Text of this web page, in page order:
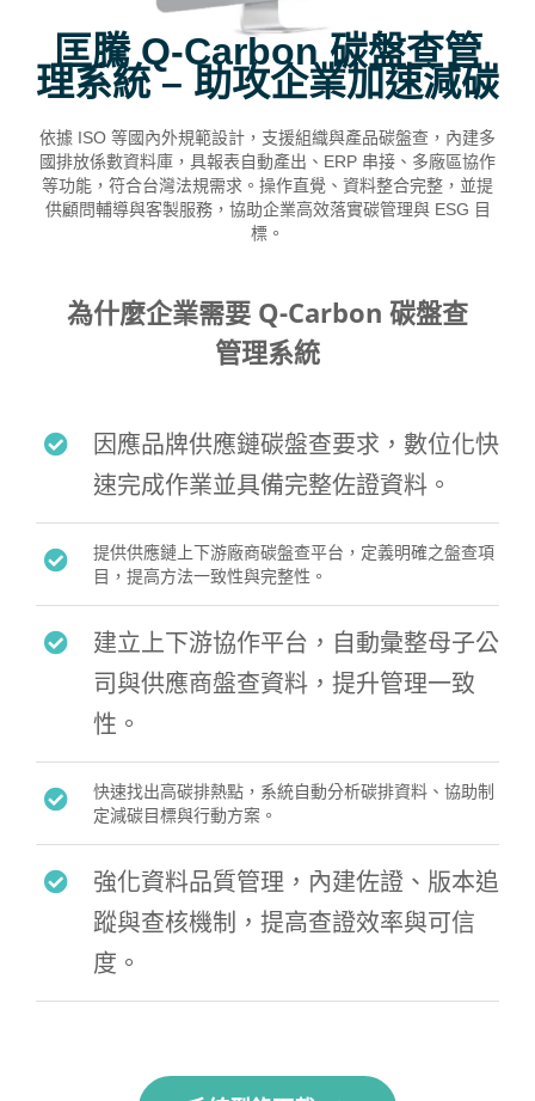
匡騰 Q-Carbon 碳盤查管
理系統 – 助攻企業加速減碳
依據 ISO 等國內外規範設計，支援組織與產品碳盤查，內建多
國排放係數資料庫，具報表自動產出、ERP 串接、多廠區協作
等功能，符合台灣法規需求。操作直覺、資料整合完整，並提
供顧問輔導與客製服務，協助企業高效落實碳管理與 ESG 目
標。
為什麼企業需要 Q-Carbon 碳盤查
管理系統
因應品牌供應鏈碳盤查要求，數位化快
速完成作業並具備完整佐證資料。
提供供應鏈上下游廠商碳盤查平台，定義明確之盤查項
目，提高方法一致性與完整性。
建立上下游協作平台，自動彙整母子公
司與供應商盤查資料，提升管理一致
性。
快速找出高碳排熱點，系統自動分析碳排資料、協助制
定減碳目標與行動方案。
強化資料品質管理，內建佐證、版本追
蹤與查核機制，提高查證效率與可信
度 。